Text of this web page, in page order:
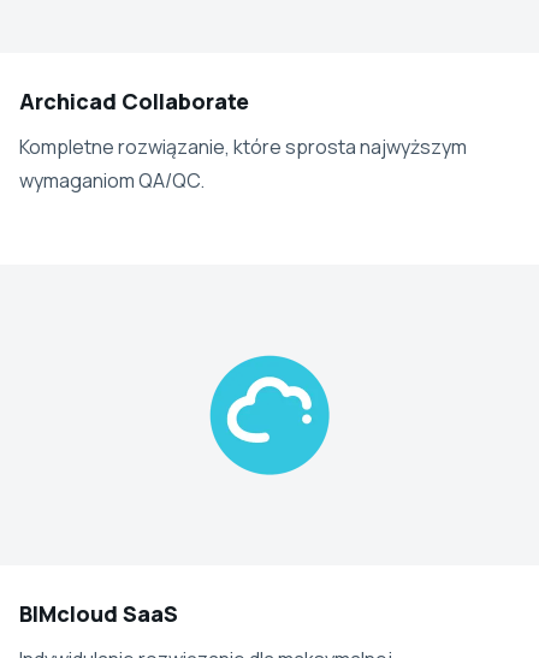
Archicad Collaborate
Kompletne rozwiązanie, które sprosta najwyższym
wymaganiom QA/QC.
BIMcloud SaaS